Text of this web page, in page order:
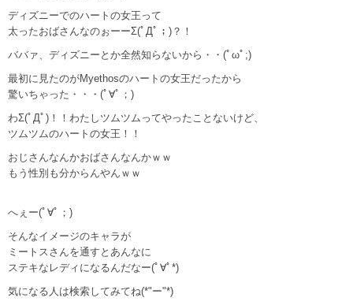
ディズニーでのハートの女王って
太ったおばさんなのぉーーΣ(ﾟДﾟ；)？！
ババァ、ディズニーとか全然知らないから・・(ﾟωﾟ;)
最初に見たのがMyethosのハートの女王だったから
驚いちゃった・・・(ﾟ∀ﾟ；)
わΣ(ﾟДﾟ)！！わたしツムツムってやったことないけど、
ツムツムのハートの女王！！
おじさんなんかおばさんなんかｗｗ
もう性別も分からんやんｗｗ
へぇー(ﾟ∀ﾟ；)
そんなイメージのキャラが
ミートスさんを通すとあんなに
ステキなレディになるんだなー(ﾟ∀ﾟ*)
気になる人は検索してみてね(*"ー"*)